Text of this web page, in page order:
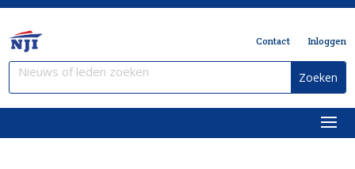
Contact Inloggen